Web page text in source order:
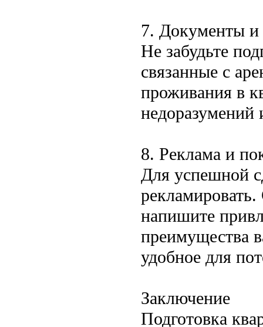
7. Документы и
Не забудьте
связанные с
проживания в
недоразумений
8. Реклама и
Для успешной
напишите
преимущества
удобное для
Заключение
Подготовка